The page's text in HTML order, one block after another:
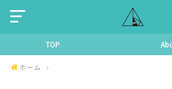
TOP
ホーム